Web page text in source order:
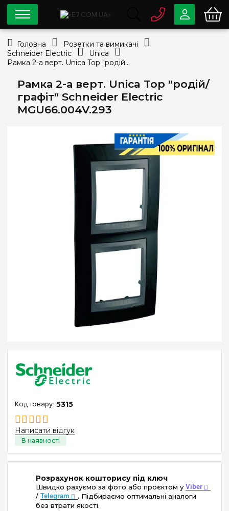
Рамка 2-а верт. Unica Top "родій/
графіт" Schneider Electric
MGU66.004V.293
5315
Написати відгук
Розрахунок кошторису під ключ
Швидко рахуємо за фото або проєктом у Viber
/ Telegram
. Підбираємо оптимальні аналоги
без втрати якості.
0 80033-63-07
info@e7.com.ua
044 334-79-78
Viber Telegram
Головна
Розетки та вимикачі
Schneider Electric
Unica
Рамка 2-а верт. Unica Top "родій/графіт" Schneider Electric MGU66.004V.293